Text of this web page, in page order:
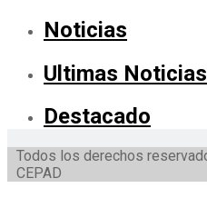
Noticias
Ultimas Noticias
Destacado
Todos los derechos
CEPAD